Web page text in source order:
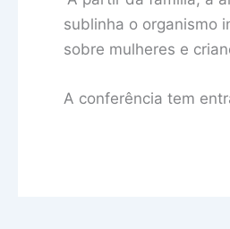
sublinha o organismo
sobre mulheres e
A conferência tem